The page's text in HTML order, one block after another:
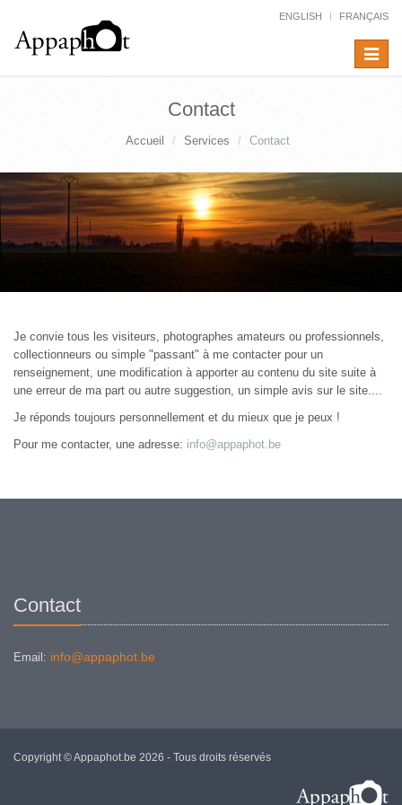
ENGLISH FRANÇAIS
Toggle
Contact
Accueil Services Contact
Je convie tous les visiteurs, photographes amateurs ou professionnels,
collectionneurs ou simple "passant" à me contacter pour un
renseignement, une modification à apporter au contenu du site suite à
une erreur de ma part ou autre suggestion, un simple avis sur le site....
Je réponds toujours personnellement et du mieux que je peux !
Pour me contacter, une adresse: info@appaphot.be
Contact
Email: info@appaphot.be
Copyright © Appaphot.be 2026 - Tous droits réservés